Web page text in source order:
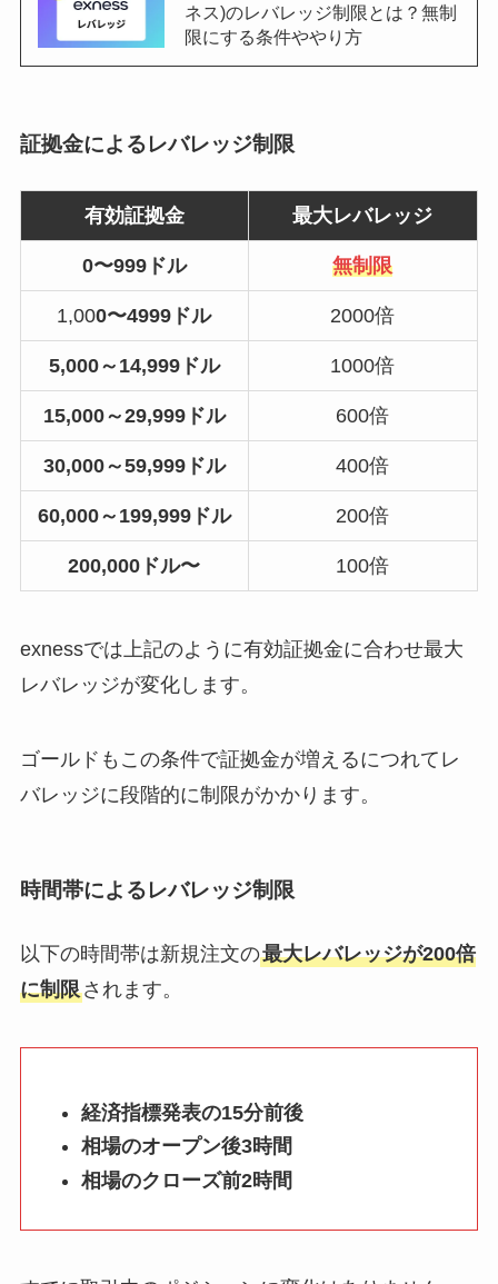
ネス)のレバレッジ制限とは？無制
限にする条件ややり方
証拠金によるレバレッジ制限
有効証拠金 最大レバレッジ
0〜999ドル 無制限
1,000〜4999ドル 2000倍
5,000～14,999ドル 1000倍
15,000～29,999ドル 600倍
30,000～59,999ドル 400倍
60,000～199,999ドル 200倍
200,000ドル〜 100倍
exnessでは上記のように有効証拠金に合わせ最大
レバレッジが変化します。
ゴールドもこの条件で証拠金が増えるにつれてレ
バレッジに段階的に制限がかかります。
時間帯によるレバレッジ制限
以下の時間帯は新規注文の最大レバレッジが200倍
に制限されます。
経済指標発表の15分前後
相場のオープン後3時間
相場のクローズ前2時間